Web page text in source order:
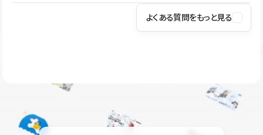
はSSL/TLSによる通信暗号化に対応しており、悪質なスクリプトの
操作方法や機能については、ヘルプセンターでご確認いただけま
ユーザー同士で質問・相談できるコミュニティもご利用ください。
よくある質問をもっと見る